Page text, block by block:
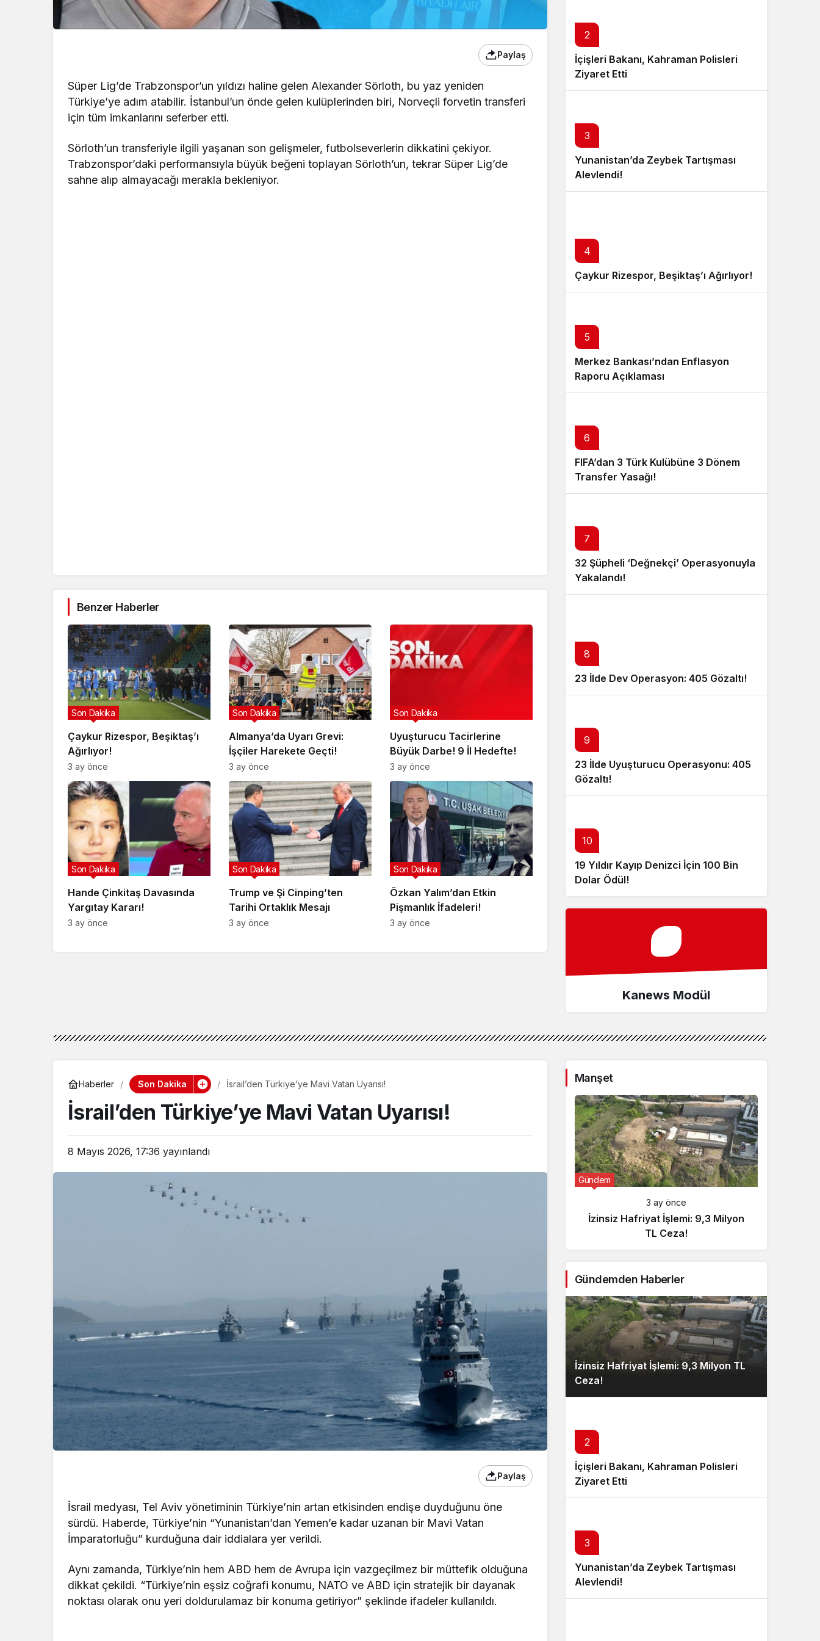
Paylaş
Süper Lig’de Trabzonspor’un yıldızı haline gelen Alexander Sörloth, bu yaz yeniden
Türkiye’ye adım atabilir. İstanbul’un önde gelen kulüplerinden biri, Norveçli forvetin transferi
için tüm imkanlarını seferber etti.
Sörloth’un transferiyle ilgili yaşanan son gelişmeler, futbolseverlerin dikkatini çekiyor.
Trabzonspor’daki performansıyla büyük beğeni toplayan Sörloth’un, tekrar Süper Lig’de
sahne alıp almayacağı merakla bekleniyor.
Benzer Haberler
Çaykur Rizespor, Beşiktaş’ı
Ağırlıyor!
Son Dakika
3 ay önce
Almanya’da Uyarı Grevi:
İşçiler Harekete Geçti!
Son Dakika
3 ay önce
Uyuşturucu Tacirlerine
Büyük Darbe! 9 İl Hedefte!
Son Dakika
3 ay önce
Hande Çinkitaş Davasında
Yargıtay Kararı!
Son Dakika
3 ay önce
Trump ve Şi Cinping’ten
Tarihi Ortaklık Mesajı
Son Dakika
3 ay önce
Özkan Yalım’dan Etkin
Pişmanlık İfadeleri!
Son Dakika
3 ay önce
2
İçişleri Bakanı, Kahraman Polisleri
Ziyaret Etti
3
Yunanistan’da Zeybek Tartışması
Alevlendi!
4
Çaykur Rizespor, Beşiktaş’ı Ağırlıyor!
5
Merkez Bankası’ndan Enflasyon
Raporu Açıklaması
6
FIFA’dan 3 Türk Kulübüne 3 Dönem
Transfer Yasağı!
7
32 Şüpheli ‘Değnekçi’ Operasyonuyla
Yakalandı!
8
23 İlde Dev Operasyon: 405 Gözaltı!
9
23 İlde Uyuşturucu Operasyonu: 405
Gözaltı!
10
19 Yıldır Kayıp Denizci İçin 100 Bin
Dolar Ödül!
Kanews Modül
Haberler Son Dakika İsrail’den Türkiye’ye Mavi Vatan Uyarısı!
İsrail’den Türkiye’ye Mavi Vatan Uyarısı!
8 Mayıs 2026, 17:36 yayınlandı
Paylaş
İsrail medyası, Tel Aviv yönetiminin Türkiye’nin artan etkisinden endişe duyduğunu öne
sürdü. Haberde, Türkiye’nin “Yunanistan’dan Yemen’e kadar uzanan bir Mavi Vatan
İmparatorluğu” kurduğuna dair iddialara yer verildi.
Aynı zamanda, Türkiye’nin hem ABD hem de Avrupa için vazgeçilmez bir müttefik olduğuna
dikkat çekildi. “Türkiye’nin eşsiz coğrafi konumu, NATO ve ABD için stratejik bir dayanak
noktası olarak onu yeri doldurulamaz bir konuma getiriyor” şeklinde ifadeler kullanıldı.
Manşet
Gündem
3 ay önce
İzinsiz Hafriyat İşlemi: 9,3 Milyon
TL Ceza!
Gündemden Haberler
İzinsiz Hafriyat İşlemi: 9,3 Milyon TL
Ceza!
2
İçişleri Bakanı, Kahraman Polisleri
Ziyaret Etti
3
Yunanistan’da Zeybek Tartışması
Alevlendi!